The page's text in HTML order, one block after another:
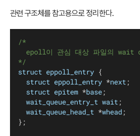
관련 구조체를 참고용으로 정리한다.
/*
epoll이 관심 대상 파일의 wait
*/
struct eppoll_entry {
struct eppoll_entry *next;
struct epitem *base;
wait_queue_entry_t wait;
wait_queue_head_t *whead;
};